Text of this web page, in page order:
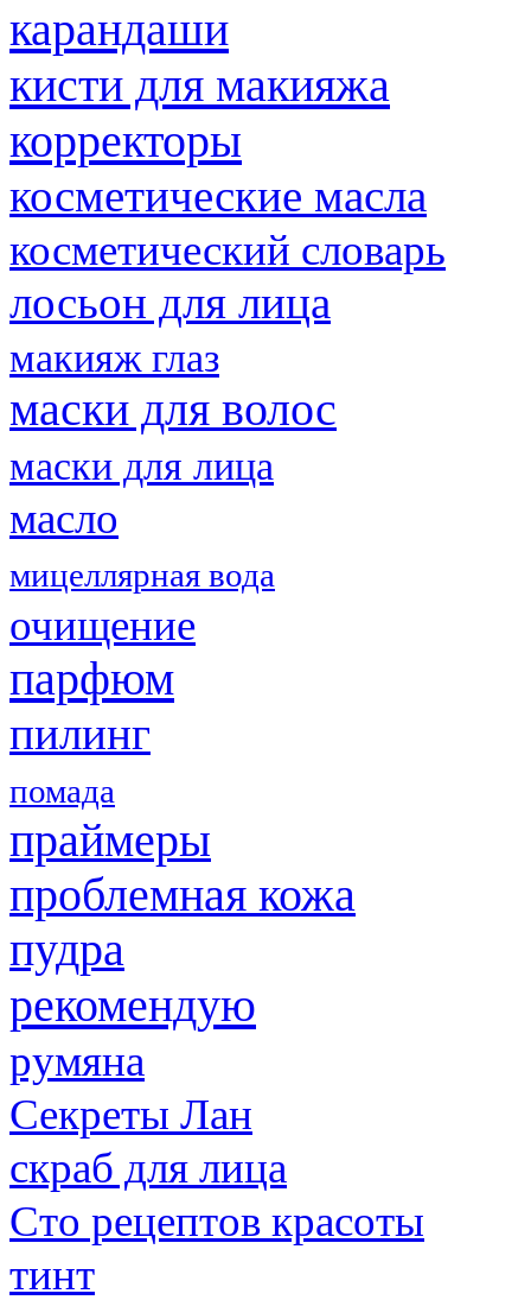
карандаши
кисти для макияжа
корректоры
косметические масла
косметический словарь
лосьон для лица
макияж глаз
маски для волос
маски для лица
масло
мицеллярная вода
очищение
парфюм
пилинг
помада
праймеры
проблемная кожа
пудра
рекомендую
румяна
Секреты Лан
скраб для лица
Сто рецептов красоты
тинт